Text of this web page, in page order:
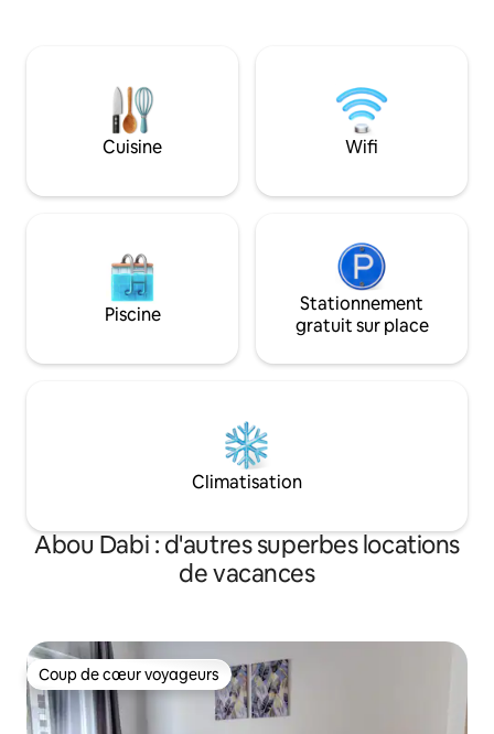
affaires ou les loisirs, avec accès facile à
l'île de Yas, à l'aéroport d'Abu Dhabi, au
centre d'Abu Dhabi et plus encore. Situé
dans un endroit sécurisé et paisible pour
de la région ! J'habite à proximité, j'adore
ce littoral et je
partager des
préférés pour
Cuisine Wifi
Piscine
Stationnement
gratuit sur place
Climatisation
Abou Dabi : d'autres superbes locations
de vacances
Coup de cœur voyageurs
Coup de cœur voyageurs